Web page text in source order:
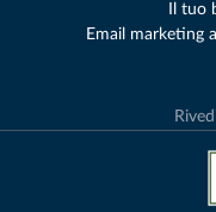
Il tuo
Email marketing